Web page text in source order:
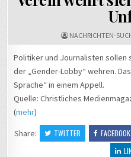
NACHRICHTEN-
Politiker und Journalisten sollen
der „Gender-Lobby“ wehren.
Sprache“ in einem Appell.
Quelle: Christliches
(mehr)
Share:
TWITTER FACEBOOK